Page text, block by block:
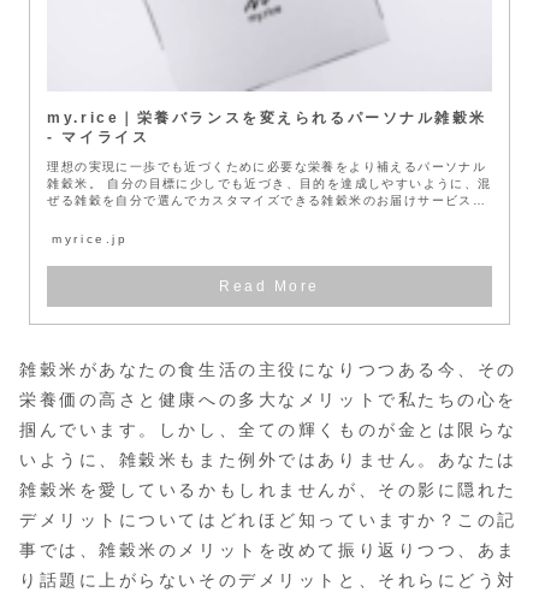
my.rice｜栄養バランスを変えられるパーソナル雑穀米
- マイライス
理想の実現に一歩でも近づくために必要な栄養をより補えるパーソナル
雑穀米。 自分の目標に少しでも近づき、目的を達成しやすいように、混
ぜる雑穀を自分で選んでカスタマイズできる雑穀米のお届けサービスで
myrice.jp
雑穀米があなたの食生活の主役になりつつある今、その
栄養価の高さと健康への多大なメリットで私たちの心を
掴んでいます。しかし、全ての輝くものが金とは限らな
いように、雑穀米もまた例外ではありません。あなたは
雑穀米を愛しているかもしれませんが、その影に隠れた
デメリットについてはどれほど知っていますか？この記
事では、雑穀米のメリットを改めて振り返りつつ、あま
り話題に上がらないそのデメリットと、それらにどう対